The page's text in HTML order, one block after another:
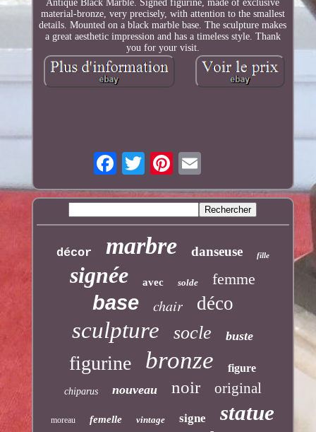
Antique Black Marble. Signed figurine, made of exclusive
material-bronze, very precisely, with attention to the smallest
details. Mounted on a black marble base. The sculpture makes
a great aesthetic impression and has a timeless style. Thank
you for your visit.
décor marbre danseuse fille
signée avec solde femme
base chair déco
sculpture socle buste
figurine bronze figure
chiparus nouveau noir original
moreau femelle vintage signe statue